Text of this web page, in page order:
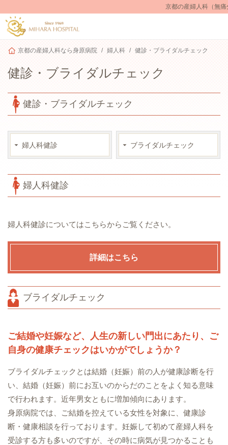
京都の産婦人科（無
京都の産婦人科なら身原病院 婦人科 健診・ブライダルチェック
健診・ブライダルチェック
健診・ブライダルチェック
婦人科健診 ブライダルチェック
婦人科健診
婦人科健診についてはこちらからご覧ください。
詳細はこちら
ブライダルチェック
ご結婚や妊娠など、人生の新しい門出にあたり、ご
自身の健康チェックはいかがでしょうか？
ブライダルチェックとは結婚（妊娠）前の人が健康診断を行
い、結婚（妊娠）前にお互いのからだのことをよく知る意味
で行われます。近年男女ともに増加傾向にあります。
身原病院では、ご結婚を控えている女性を対象に、健康診
断・健康相談を行っております。妊娠して初めて産婦人科を
受診する方も多いのですが、その時に病気が見つかることも